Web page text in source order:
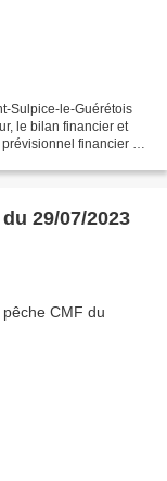
Sulpice-le-Guérétois
le bilan financier et
financier et
29/07/2023